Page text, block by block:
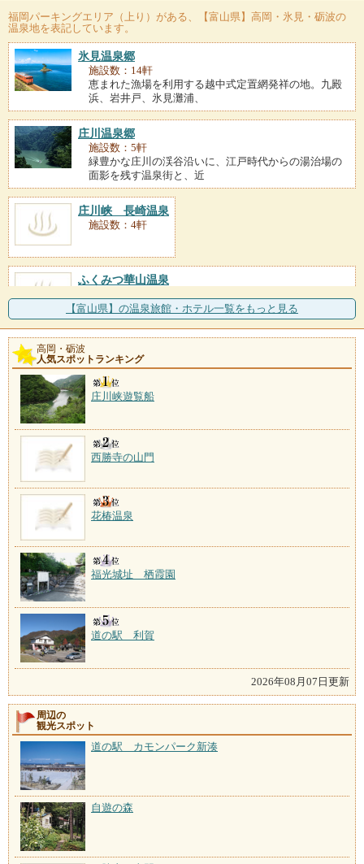
福岡パーキングエリア（上り） がある、【富山県】高岡・氷見・砺波の
温泉地を表記しています。
氷見温泉郷
施設数：14軒
恵まれた漁場を利用する越中式定置網発祥の地。九殿
浜、岩井戸、氷見灘浦、
庄川温泉郷
施設数：5軒
緑豊かな庄川の渓谷沿いに、江戸時代からの湯治場の
面影を残す温泉街と、近
庄川峡 長崎温泉
施設数：4軒
ふくみつ華山温泉
立山連峰を望む田園の高台に建つ一軒宿が湯元。のど
かな村の風景を見渡す展
川合田温泉
施設数：1軒
【富山県】の温泉旅館・ホテル一覧をもっと見る
高岡・砺波
人気スポットランキング
庄川峡遊覧船
西勝寺の山門
花椿温泉
福光城址 栖霞園
道の駅 利賀
2026年08月07日更新
周辺の
観光スポット
道の駅 カモンパーク新湊
自遊の森